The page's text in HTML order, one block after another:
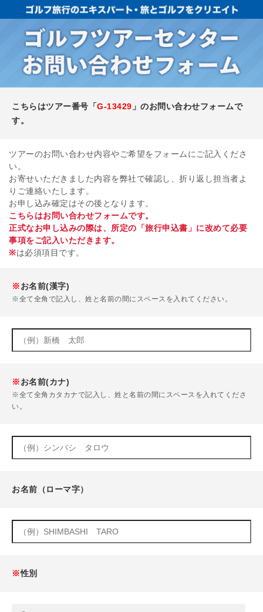
こちらはツアー番号「G-13429 」のお問い合わせフォームで
す。
ツアーのお問い合わせ内容やご希望をフォームにご記入くださ
い。
お寄せいただきました内容を弊社で確認し、折り返し担当者よ
りご連絡いたします。
お申し込み確定はその後となります。
こちらはお問い合わせフォームです。
正式なお申し込みの際は、所定の「旅行申込書」に改めて必要
事項をご記入いただきます。
※は必須項目です。
※お名前(漢字)
※全て全角で記入し、姓と名前の間にスペースを入れてください。
※お名前(カナ)
※全て全角カタカナで記入し、姓と名前の間にスペースを入れてくださ
い。
お名前（ローマ字）
※性別